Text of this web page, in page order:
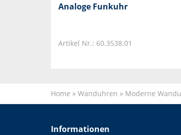
Analoge Funkuhr
Artikel Nr.: 60.3538.01
Home » Wanduhren » Moderne
Informationen